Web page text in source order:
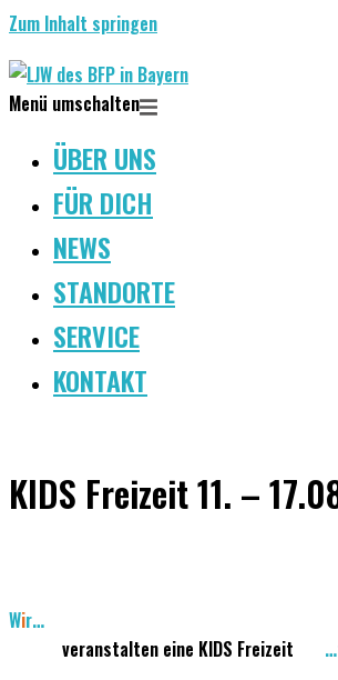
Zum Inhalt springen
Menü umschalten
ÜBER UNS
FÜR DICH
NEWS
STANDORTE
SERVICE
KONTAKT
KIDS Freizeit 11. –
Wir…
veranstalten eine KIDS Freizeit